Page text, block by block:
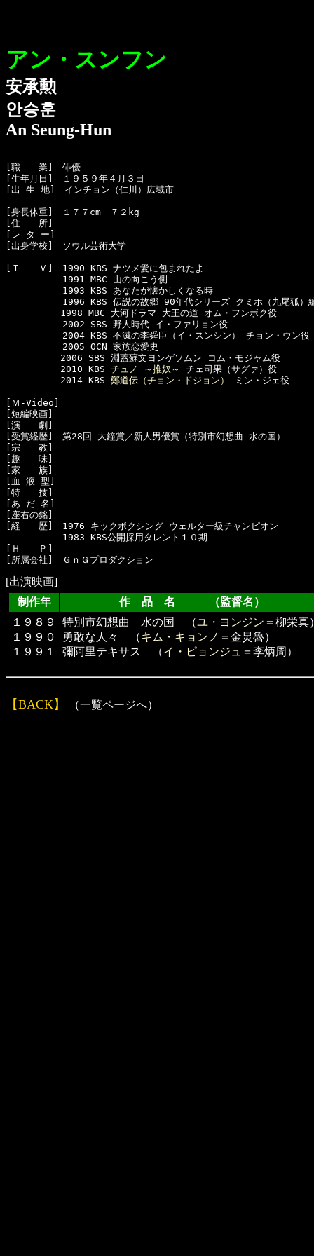
アン・スンフン
安承勲
안승훈
An Seung-Hun
[職　　業]　俳優
[生年月日]　１９５９年４月３日
[出 生 地]　インチョン（仁川）広域市
[身長体重]　１７７cm　７２kg
[住　　所]
[レ タ ー]
[出身学校]　ソウル芸術大学
[Ｔ　　Ｖ]　1990 KBS ナツメ愛に包まれたよ
  　　　　　1991 MBC 山の向こう側
  　　　　　1993 KBS あなたが懐かしくなる時
　　　　　1996 KBS 伝説の故郷 90年代シリーズ クミホ（九尾狐）
1998 MBC 大河ドラマ 大王の道 オム・フンボク役
  　　　　　2002 SBS 野人時代 イ・ファリョン役
  　　　　　2004 KBS 不滅の李舜臣（イ・スンシン） チョン・ウン役
  　　　　　2005 OCN 家族恋愛史
2006 SBS 淵蓋蘇文ヨンゲソムン コム・モジャム役
2010 KBS チュノ ～推奴～
チェ司果（サグァ）役
2014 KBS 鄭道伝（チョン・ドジョン） ミン・ジェ役
[Ｍ-Video]
[短編映画]
[演　　劇]
[受賞経歴]　第28回 大鐘賞／新人男優賞（特別市幻想曲 水の国）
[宗　　教]
[趣　　味]
[家　　族]
[血 液 型]
[特　　技]
[あ だ 名]
[座右の銘]
[経　　歴]　1976 キックボクシング ウェルター級チャンピオン
  　　　　　1983 KBS公開採用タレント１０期
[Ｈ　　Ｐ]
[出演映画]
制作年
作 品 名 （監督名）
１９８９
１９９０
１９９１
特別市幻想曲 水の国 （ユ・ヨンジン ＝柳栄真
勇敢な人々 （キム・キョンノ ＝金炅魯）
彌阿里テキサス （イ・ピョンジュ ＝李炳周）
【BACK】 （一覧ページへ）